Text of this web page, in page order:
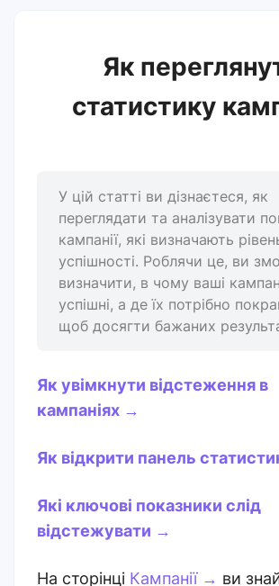
Як
статистику
У цій статті ви дізнаєтеся, як
переглядати та аналізувати
кампанії, які визначають
успішності. Роблячи це, ви
визначити, в чому ваші
успішні, а де їх потрібно
щоб досягти бажаних
Як увімкнути відстеження в
кампаніях →
Як відкрити панель
Які ключові показники слід
відстежувати →
На сторінці Кампанії → ви